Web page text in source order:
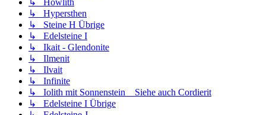
↳ Hypersthen
↳ Steine H Übrige
↳ Edelsteine I
↳ Ikait - Glendonite
↳ Ilmenit
↳ Ilvait
↳ Infinite
↳ Iolith mit Sonnenstein _ Siehe auch Cordierit
↳ Edelsteine I Übrige